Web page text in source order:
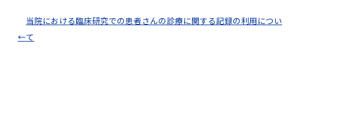
←
当院における臨床研究での患者さんの診療に関する記録の利用につい
て